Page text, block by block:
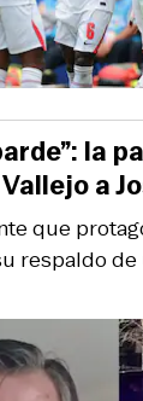
que
respaldo
la
a